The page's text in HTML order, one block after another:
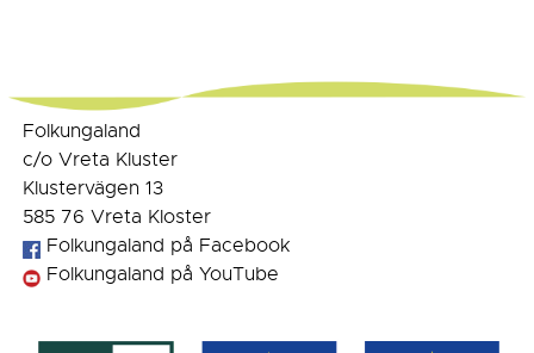
Folkungaland
c/o Vreta Kluster
Klustervägen 13
585 76 Vreta Kloster
Folkungaland på Facebook
Folkungaland på YouTube